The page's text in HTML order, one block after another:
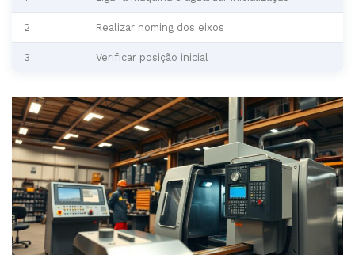
2 Realizar homing dos eixos
3 Verificar posição inicial